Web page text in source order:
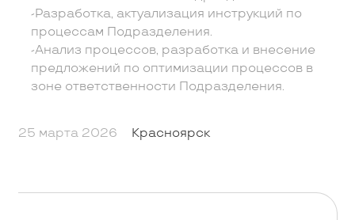
-Разработка, актуализация инструкций по
процессам Подразделения.
-Анализ процессов, разработка и внесение
предложений по оптимизации процессов в
зоне ответственности Подразделения.
25 марта 2026 Красноярск